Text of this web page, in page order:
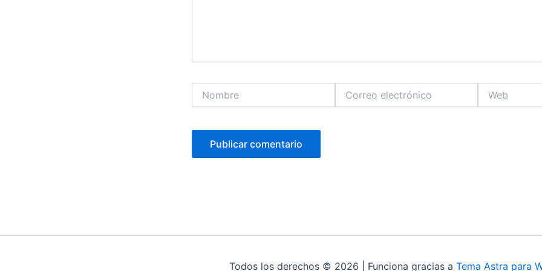
electrónico
Todos los derechos © 2026 | Funciona gracias a Tema Astra para